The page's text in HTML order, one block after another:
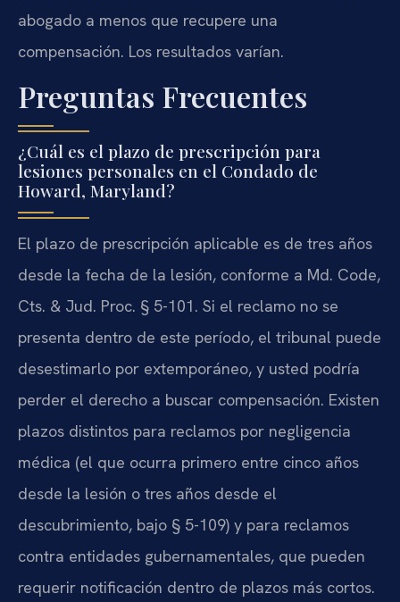
abogado a menos que recupere una
compensación. Los resultados varían.
Preguntas Frecuentes
¿Cuál es el plazo de prescripción para
lesiones personales en el Condado de
Howard, Maryland?
El plazo de prescripción aplicable es de tres años
desde la fecha de la lesión, conforme a Md. Code,
Cts. & Jud. Proc. § 5-101. Si el reclamo no se
presenta dentro de este período, el tribunal puede
desestimarlo por extemporáneo, y usted podría
perder el derecho a buscar compensación. Existen
plazos distintos para reclamos por negligencia
médica (el que ocurra primero entre cinco años
desde la lesión o tres años desde el
descubrimiento, bajo § 5-109) y para reclamos
contra entidades gubernamentales, que pueden
requerir notificación dentro de plazos más cortos.